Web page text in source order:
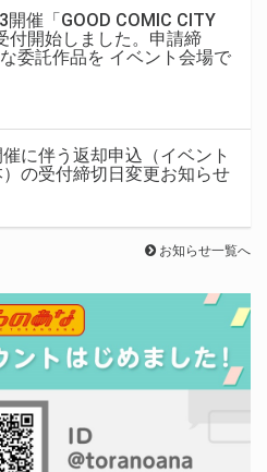
開催「GOOD COMIC CITY
付開始しました。申請締
委託作品を イベント会場で
に伴う返却申込（イベント
の受付締切日変更お知らせ
お知らせ一覧へ